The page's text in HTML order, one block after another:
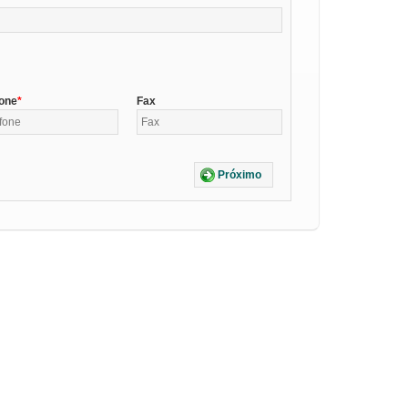
Fax
Próximo